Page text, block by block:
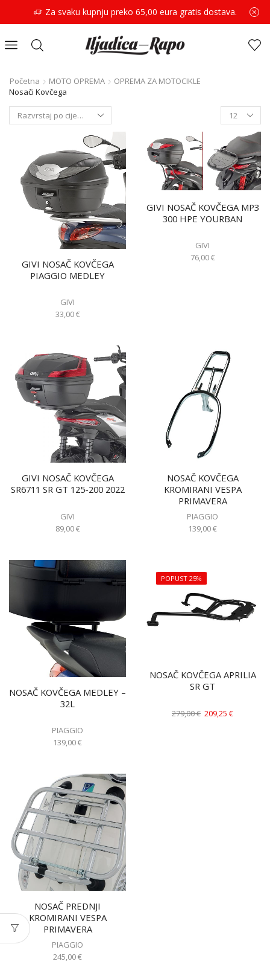
Za svaku kupnju preko 65,00 eura gratis dostava.
Početna MOTO OPREMA
OPREMA ZA MOTOCIKLE
Nosači Kovčega
GIVI NOSAČ KOVČEGA
PIAGGIO MEDLEY
GIVI
33,00€
GIVI NOSAČ KOVČEGA MP3
300 HPE YOURBAN
GIVI
76,00€
GIVI NOSAČ KOVČEGA
SR6711 SR GT 125-200 2022
GIVI
89,00€
NOSAČ KOVČEGA
KROMIRANI VESPA
PRIMAVERA
PIAGGIO
139,00€
NOSAČ KOVČEGA MEDLEY –
32L
PIAGGIO
139,00€
POPUST 25%
NOSAČ KOVČEGA APRILIA
SR GT
279,00€ 209,25 €
NOSAČ PREDNJI
KROMIRANI VESPA
PRIMAVERA
PIAGGIO
245,00€